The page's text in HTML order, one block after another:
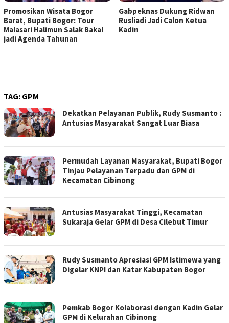
Promosikan Wisata Bogor
Barat, Bupati Bogor: Tour
Malasari Halimun Salak Bakal
jadi Agenda Tahunan
Gabpeknas Dukung Ridwan
Rusliadi Jadi Calon Ketua
Kadin
TAG: GPM
Dekatkan Pelayanan Publik, Rudy Susmanto :
Antusias Masyarakat Sangat Luar Biasa
Permudah Layanan Masyarakat, Bupati Bogor
Tinjau Pelayanan Terpadu dan GPM di
Kecamatan Cibinong
Antusias Masyarakat Tinggi, Kecamatan
Sukaraja Gelar GPM di Desa Cilebut Timur
Rudy Susmanto Apresiasi GPM Istimewa yang
Digelar KNPI dan Katar Kabupaten Bogor
Pemkab Bogor Kolaborasi dengan Kadin Gelar
GPM di Kelurahan Cibinong